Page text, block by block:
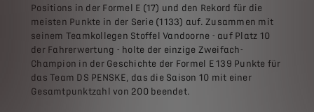
Positions in der Formel E (17) und den Rekord für die
meisten Punkte in der Serie (1133) auf. Zusammen mit
seinem Teamkollegen Stoffel Vandoorne - auf Platz 10
der Fahrerwertung - holte der einzige Zweifach-
Champion in der Geschichte der Formel E 139 Punkte für
das Team DS PENSKE, das die Saison 10 mit einer
Gesamtpunktzahl von 200 beendet.